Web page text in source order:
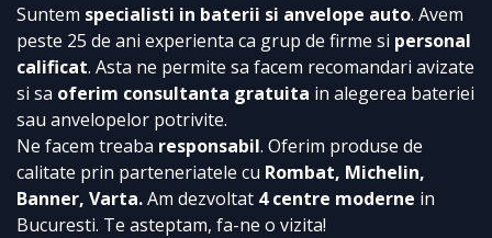
Suntem specialisti in baterii si anvelope auto. Avem
peste 25 de ani experienta ca grup de firme si personal
calificat. Asta ne permite sa facem recomandari avizate
si sa oferim consultanta gratuita in alegerea bateriei
sau anvelopelor potrivite.
Ne facem treaba responsabil. Oferim produse de
calitate prin parteneriatele cu Rombat, Michelin,
Banner, Varta.Am dezvoltat 4 centre moderne in
Bucuresti. Te asteptam, fa-ne o vizita!